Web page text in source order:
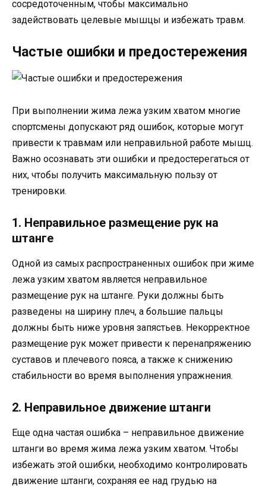
сосредоточенным, чтобы максимально
задействовать целевые мышцы и избежать травм.
Частые ошибки и предостережения
При выполнении жима лежа узким хватом многие
спортсмены допускают ряд ошибок, которые могут
привести к травмам или неправильной работе мышц.
Важно осознавать эти ошибки и предостерегаться от
них, чтобы получить максимальную пользу от
тренировки.
1. Неправильное размещение рук на
штанге
Одной из самых распространенных ошибок при жиме
лежа узким хватом является неправильное
размещение рук на штанге. Руки должны быть
разведены на ширину плеч, а большие пальцы
должны быть ниже уровня запястьев. Некорректное
размещение рук может привести к перенапряжению
суставов и плечевого пояса, а также к снижению
стабильности во время выполнения упражнения.
2. Неправильное движение штанги
Еще одна частая ошибка – неправильное движение
штанги во время жима лежа узким хватом. Чтобы
избежать этой ошибки, необходимо контролировать
движение штанги, сохраняя ее над грудью на